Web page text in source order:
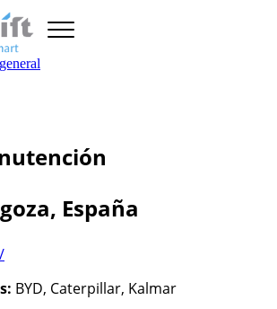
España
BYD, Caterpillar, Kalmar